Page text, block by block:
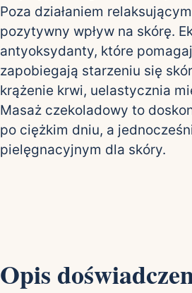
Poza działaniem
pozytywny wpływ na skórę.
antyoksydanty, które
zapobiegają starzeniu się
krążenie krwi, uelastycznia
Masaż czekoladowy to
po ciężkim dniu, a
pielęgnacyjnym dla skóry.
Opis